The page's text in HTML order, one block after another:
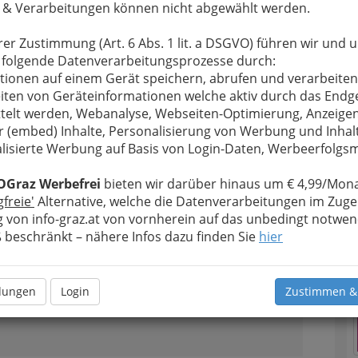
& Verarbeitungen können nicht abgewählt werden.
Zustimmung (Art. 6 Abs. 1 lit. a DSGVO) führen wir und
Datenverarbeitungsprozesse durch:
auf einem Gerät speichern, abrufen und
von Geräteinformationen welche aktiv durch das
werden, Webanalyse, Webseiten-Optimierung,
(embed) Inhalte, Personalisierung von Werbung und
Werbung auf Basis von Login-Daten,
Werbefrei bieten wir darüber hinaus um € 4,99/
Alternative, welche die Datenverarbeitungen im
von info-graz.at von vornherein auf das unbedingt
beschränkt – nähere Infos dazu finden Sie hier
Login Zustimmen
Alle Bezirke
GmbH
GrazGutschein
2
GrazGutschein